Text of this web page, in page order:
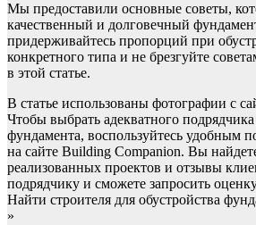
Мы предоставили основные советы,
качественный и долговечный
придерживайтесь пропорций при
конкретного типа и не брезгуйте
в этой статье.
В статье использованы фотографии с
Чтобы выбрать адекватного подрядчика
фундамента, воспользуйтесь удобным
на сайте Building Companion. Вы
реализованных проектов и отзывы
подрядчику и сможете запросить
Найти строителя для обустройства
»